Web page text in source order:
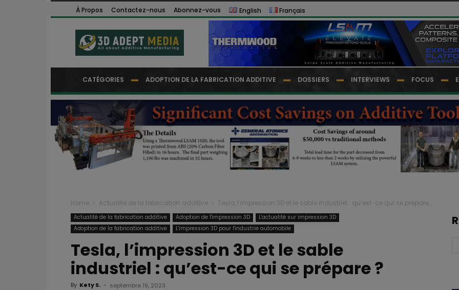
À Propos Contactez-nous Abonnez-vous English Français
CATÉGORIES ADOPTION DE LA FABRICATION ADDITIVE DOSSIERS INTERVIEWS FOCUS
Home Actualité de la fabrication additive Tesla, l’impression 3D et le sable industriel : qu’est-ce qui se prépare...
Actualité de la fabrication additive Adoption de l'impression 3D
L'actualité sur impression 3D
Adoption de la fabrication additive
L'impression 3D pour l'industrie automobile
Tesla, l’impression 3D et le sable
industriel : qu’est-ce qui se prépare ?
By Kety S. - septembre 19, 2023